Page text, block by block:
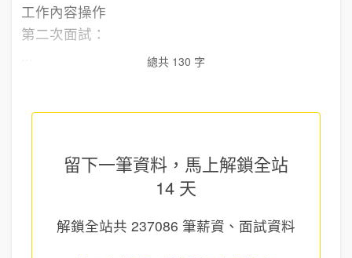
工作內容操作
第二次面試：
總共 130 字
留下一筆資料，馬上解鎖全站
14 天
解鎖全站共 237086 筆薪資、面試資料